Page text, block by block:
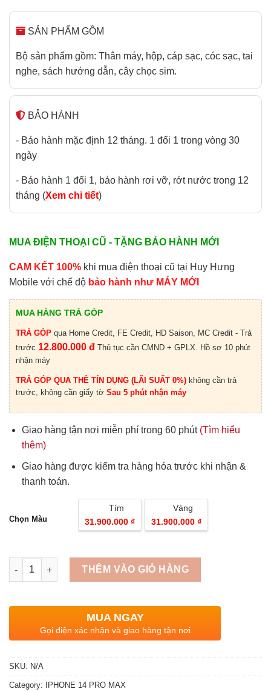
SẢN PHẨM GỒM
Bộ sản phẩm gồm: Thân máy, hộp, cáp sạc, cóc sạc, tai
nghe, sách hướng dẫn, cây chọc sim.
BẢO HÀNH
- Bảo hành mặc định 12 tháng. 1 đổi 1 trong vòng 30
ngày
- Bảo hành 1 đổi 1, bảo hành rơi vỡ, rớt nước trong 12
tháng (Xem chi tiết)
MUA ĐIỆN THOẠI CŨ - TẶNG BẢO HÀNH MỚI
CAM KẾT 100% khi mua điện thoại cũ tại Huy Hưng
Mobile với chế độ bảo hành như MÁY MỚI
MUA HÀNG TRẢ GÓP
TRẢ GÓP qua Home Credit, FE Credit, HD Saison, MC Credit - Trả
trước 12.800.000 đ Thủ tục cần CMND + GPLX. Hồ sơ 10 phút
nhận máy
TRẢ GÓP QUA THẺ TÍN DỤNG (LÃI SUẤT 0%) không cần trả
trước, không cần giấy tờ Sau 5 phút nhận máy
Giao hàng tận nơi miễn phí trong 60 phút (Tìm hiểu
thêm)
Giao hàng được kiểm tra hàng hóa trước khi nhận &
thanh toán.
Chọn Màu
Tím
31.900.000 ₫
Vàng
31.900.000 ₫
Quantity
THÊM VÀO GIỎ HÀNG
MUA NGAY
Gọi điện xác nhận và giao hàng tận nơi
SKU: N/A
Category: IPHONE 14 PRO MAX